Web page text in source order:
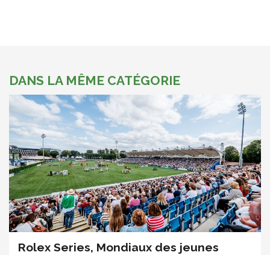
DANS LA MÊME CATÉGORIE
Rolex Series, Mondiaux des jeunes